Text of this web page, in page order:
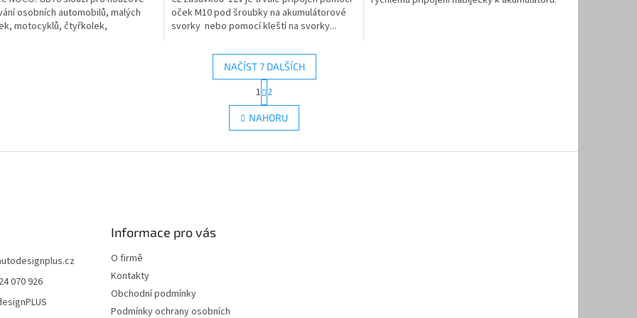
osobních automobilů, malých
motocyklů, čtyřkolek,
oček M10 pod šroubky na akumulátorové
svorky nebo pomocí kleští na svorky...
O
v
l
d
NAČÍST 7 DALŠÍCH
t
r
á
n
1 2
NAHORU
070 926
Informace pro vás
O firmě
Kontakty
Obchodní podmínky
Podmínky ochrany osobních